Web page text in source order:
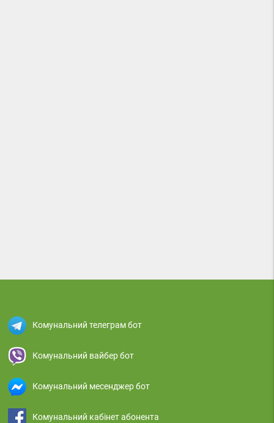
Комунальний телеграм бот
Комунальний вайбер бот
Комунальний месенджер бот
Комунальний кабінет абонента